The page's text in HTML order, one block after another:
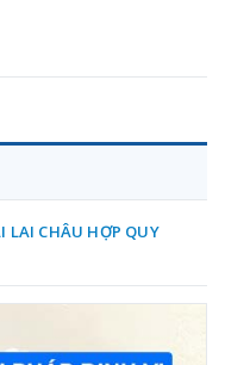
LAI CHÂU HỢP QUY